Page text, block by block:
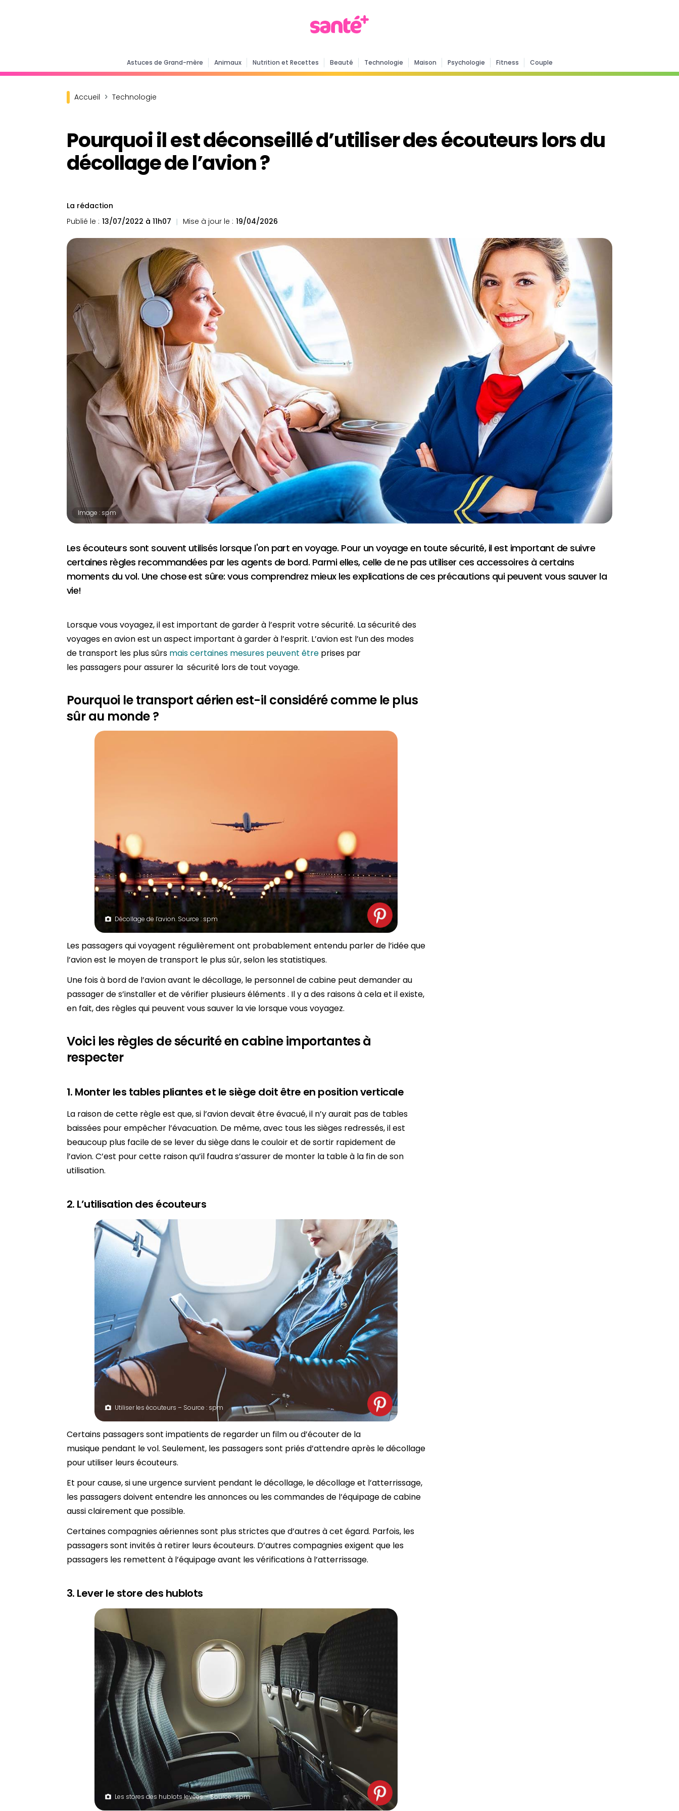
Astuces de Grand-mère Animaux Nutrition et Recettes Beauté Technologie Maison Psychologie Fitness Couple
Accueil Technologie
Pourquoi il est déconseillé d’utiliser des écouteurs lors du
décollage de l’avion ?
La rédaction
Publié le : 13/07/2022 à 11h07 Mise à jour le : 19/04/2026
Image : spm
Les écouteurs sont souvent utilisés lorsque l'on part en voyage. Pour un voyage en toute sécurité, il est important de suivre
certaines règles recommandées par les agents de bord. Parmi elles, celle de ne pas utiliser ces accessoires à certains
moments du vol. Une chose est sûre: vous comprendrez mieux les explications de ces précautions qui peuvent vous sauver la
vie!
Lorsque vous voyagez, il est important de garder à l’esprit votre sécurité. La sécurité des
voyages en avion est un aspect important à garder à l’esprit. L’avion est l’un des modes
de transport les plus sûrs mais certaines mesures peuvent être prises par
les passagers pour assurer la sécurité lors de tout voyage.
Pourquoi le transport aérien est-il considéré comme le plus
sûr au monde ?
Décollage de l’avion. Source : spm
Les passagers qui voyagent régulièrement ont probablement entendu parler de l’idée que
l’avion est le moyen de transport le plus sûr, selon les statistiques.
Une fois à bord de l’avion avant le décollage, le personnel de cabine peut demander au
passager de s’installer et de vérifier plusieurs éléments . Il y a des raisons à cela et il existe,
en fait, des règles qui peuvent vous sauver la vie lorsque vous voyagez.
Voici les règles de sécurité en cabine importantes à
respecter
1. Monter les tables pliantes et le siège doit être en position verticale
La raison de cette règle est que, si l’avion devait être évacué, il n’y aurait pas de tables
baissées pour empêcher l’évacuation. De même, avec tous les sièges redressés, il est
beaucoup plus facile de se lever du siège dans le couloir et de sortir rapidement de
l’avion. C’est pour cette raison qu’il faudra s’assurer de monter la table à la fin de son
utilisation.
2. L’utilisation des écouteurs
Utiliser les écouteurs – Source : spm
Certains passagers sont impatients de regarder un film ou d’écouter de la
musique pendant le vol. Seulement, les passagers sont priés d’attendre après le décollage
pour utiliser leurs écouteurs.
Et pour cause, si une urgence survient pendant le décollage, le décollage et l’atterrissage,
les passagers doivent entendre les annonces ou les commandes de l’équipage de cabine
aussi clairement que possible.
Certaines compagnies aériennes sont plus strictes que d’autres à cet égard. Parfois, les
passagers sont invités à retirer leurs écouteurs. D’autres compagnies exigent que les
passagers les remettent à l’équipage avant les vérifications à l’atterrissage.
3. Lever le store des hublots
Les stores des hublots levées – Source : spm